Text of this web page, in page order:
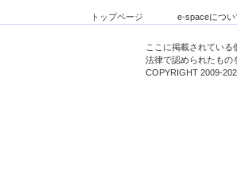
トップページ e-spaceについ
ここに掲載されてい
法律で認められたもの
COPYRIGHT 2009-